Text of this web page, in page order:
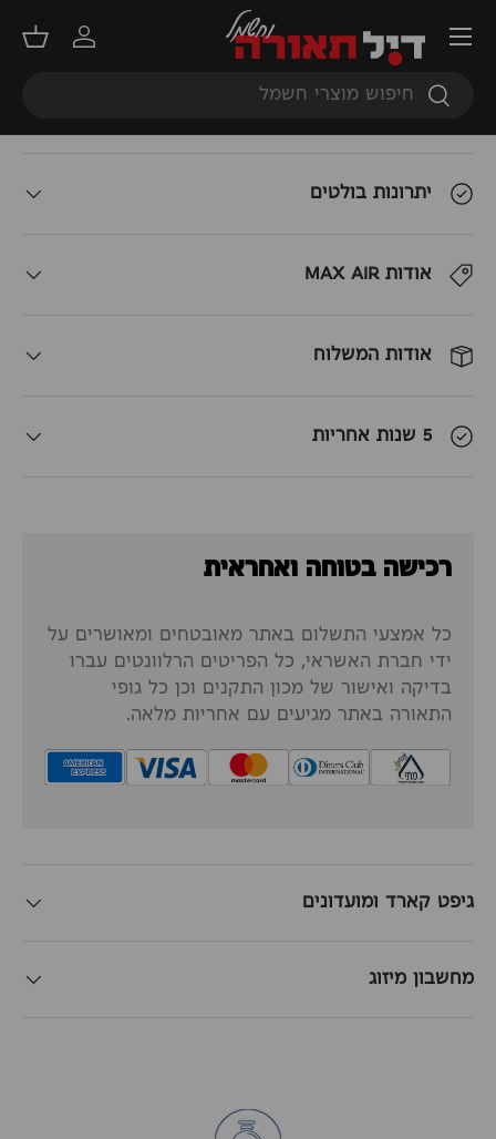
חיפוש
חיפוש
התחברות
סל
תפריט
-
יתרונות בולטים
אודות MAX AIR
אודות המשלוח
5 שנות אחריות
רכישה בטוחה ואחראית
כל אמצעי התשלום באתר מאובטחים ומאושרים על
ידי חברת האשראי, כל הפריטים הרלוונטים עברו
בדיקה ואישור של מכון התקנים וכן כל גופי
התאורה באתר מגיעים עם אחריות מלאה.
גיפט קארד ומועדונים
מחשבון מיזוג